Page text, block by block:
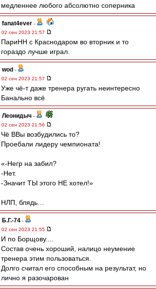
медленнее любого абсолютно соперника
fanat4ever -
02 сен 2023 21:57
ПариНН с Краснодаром во вторник и то
гораздо лучше играл.
wod -
02 сен 2023 21:57
Уже чё-т даже тренера ругать неинтересно
Банально всё
Леонидыч -
02 сен 2023 21:56
Чё ВВы возбудились то?
Проебали лидеру чемпионата!
«-Негр на забил?
-Нет.
-Значит ТЫ этого НЕ хотел!»
НЛП, блядь…
Б.Г.-74 -
02 сен 2023 21:55
И по Борщову....
Состав очень хороший, налицо неумение
тренера этим пользоваться.
Долго считал его способным на результат, но
лично я разочарован